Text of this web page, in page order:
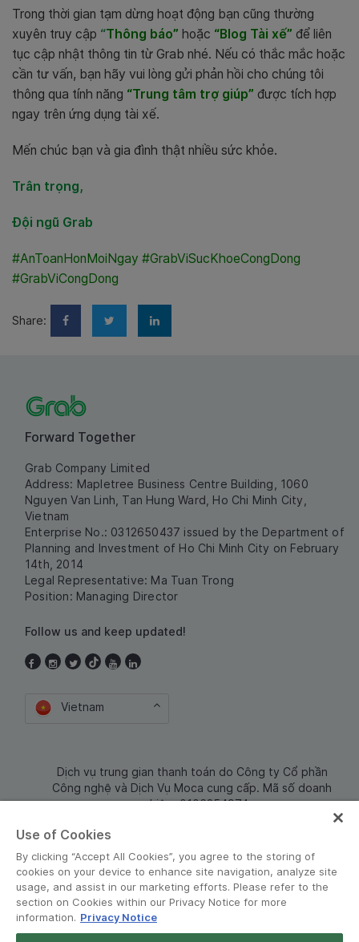
Trong thời gian tạm dừng hoạt động bạn cũng thường
xuyên truy cập “Thông báo” hoặc “Blog Tài xế” để liên
tục cập nhật thông tin từ Grab nhé. Nếu có thắc mắc hoặc
cần tư vấn, bạn hãy vui lòng gửi phản hồi cho chúng tôi
thông qua tính năng “Trung tâm trợ giúp” được tích hợp
ngay trên ứng dụng tài xế.
Mến chúc bạn và gia đình thật nhiều sức khỏe.
Trân trọng,
Đội ngũ Grab
#AnToanHonMoiNgay #GrabViSucKhoeCongDong
#GrabViCongDong
Share:
Forward Together
Grab Company Limited
Address: Mapletree Business Centre Building, 1060
Nguyen Van Linh, Tan Hung Ward, Ho Chi Minh City,
Vietnam
Enterprise No.: 0312650437 issued by the Department of
Planning and Investment of Ho Chi Minh City on February
14th, 2014
Legal Representative: Ma Tuan Trong
Position: Managing Director
Follow us and keep updated!
Vietnam
Dịch vụ trung gian thanh toán do Công ty Cổ phần
Công nghệ và Dịch Vụ Moca cung cấp. Mã số doanh
nghiệp: 0106254974
Use of Cookies
By clicking “Accept All Cookies”, you agree to the storing of
cookies on your device to enhance site navigation, analyze site
usage, and assist in our marketing efforts. Please refer to the
section on Cookies within our Privacy Notice for more
information. Privacy Notice